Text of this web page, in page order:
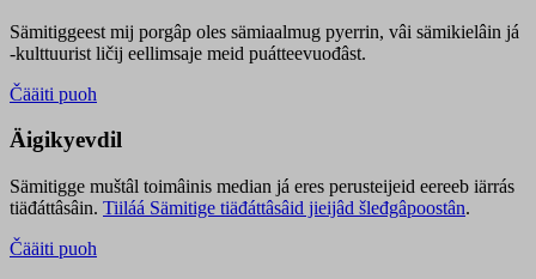
Sämitiggeest mij porgâp oles sämiaalmug pyerrin, vâi sämikielâin já
-kulttuurist ličij eellimsaje meid puátteevuođâst.
Čääiti puoh
Äigikyevdil
Sämitigge muštâl toimâinis median já eres perusteijeid eereeb iärrás
tiäđáttâsâin. Tiiláá Sämitige tiäđáttâsâid jieijâd šleđgâpoostân.
Čääiti puoh